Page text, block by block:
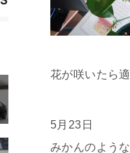
花が咲いたら
5月23日
みかんのよう